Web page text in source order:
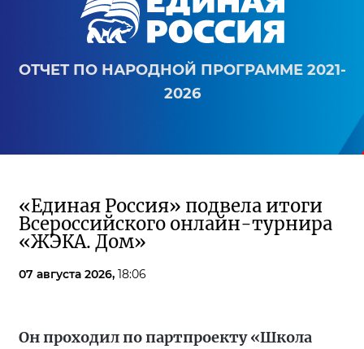
ОТЧЕТ ПО НАРОДНОЙ ПРОГРАММЕ 2021-
2026
«Единая Россия» подвела итоги
Всероссийского онлайн-турнира
«ЖЭКА. Дом»
07 августа 2026, 18:06
Он проходил по партпроекту «Школа